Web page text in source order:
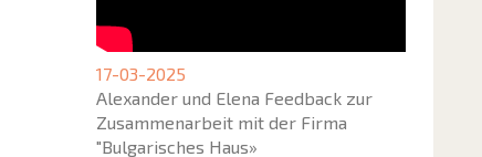
17-03-2025
Alexander und Elena Feedback zur
Zusammenarbeit mit der Firma
"Bulgarisches Haus»